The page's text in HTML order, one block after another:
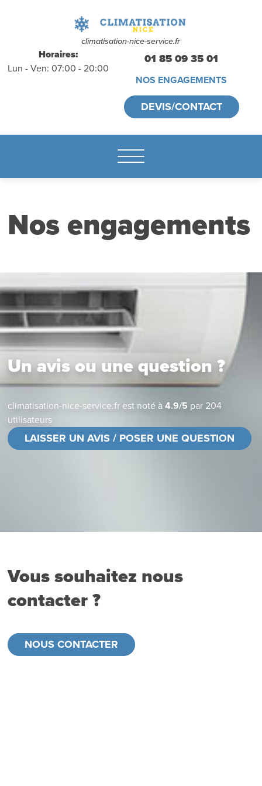
climatisation-nice-service.fr
Horaires:
Lun - Ven: 07:00 - 20:00
01 85 09 35 01
NOS ENGAGEMENTS
DEVIS/CONTACT
déplacements
gratuitssans
engagement
appelez-nous :
01.85.09.35.01
Nos engagements
Un avis ou une question ?
climatisation-nice-service.fr est noté à4.9/5 par 204
utilisateurs
LAISSER UN AVIS / POSER UNE QUESTION
Vous souhaitez nous
contacter ?
NOUS CONTACTER